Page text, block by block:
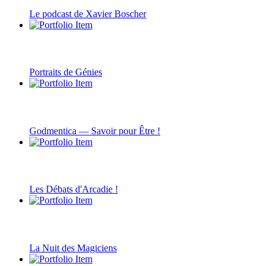
Le podcast de Xavier Boscher
Portraits de Génies
Godmentica — Savoir pour Être !
Les Débats d'Arcadie !
La Nuit des Magiciens